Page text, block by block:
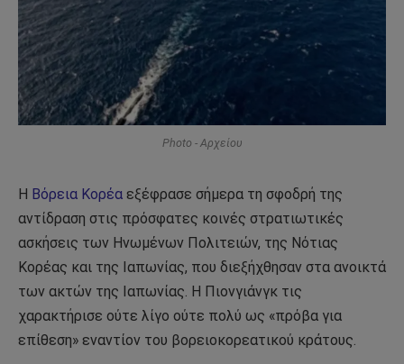
Photo - Αρχείου
Η Βόρεια Κορέα εξέφρασε σήμερα τη σφοδρή της
αντίδραση στις πρόσφατες κοινές στρατιωτικές
ασκήσεις των Ηνωμένων Πολιτειών, της Νότιας
Κορέας και της Ιαπωνίας, που διεξήχθησαν στα ανοικτά
των ακτών της Ιαπωνίας. Η Πιονγιάνγκ τις
χαρακτήρισε ούτε λίγο ούτε πολύ ως «πρόβα για
επίθεση» εναντίον του βορειοκορεατικού κράτους.